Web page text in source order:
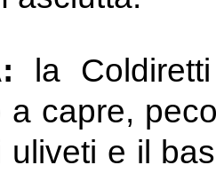
la
a capre,
uliveti e il